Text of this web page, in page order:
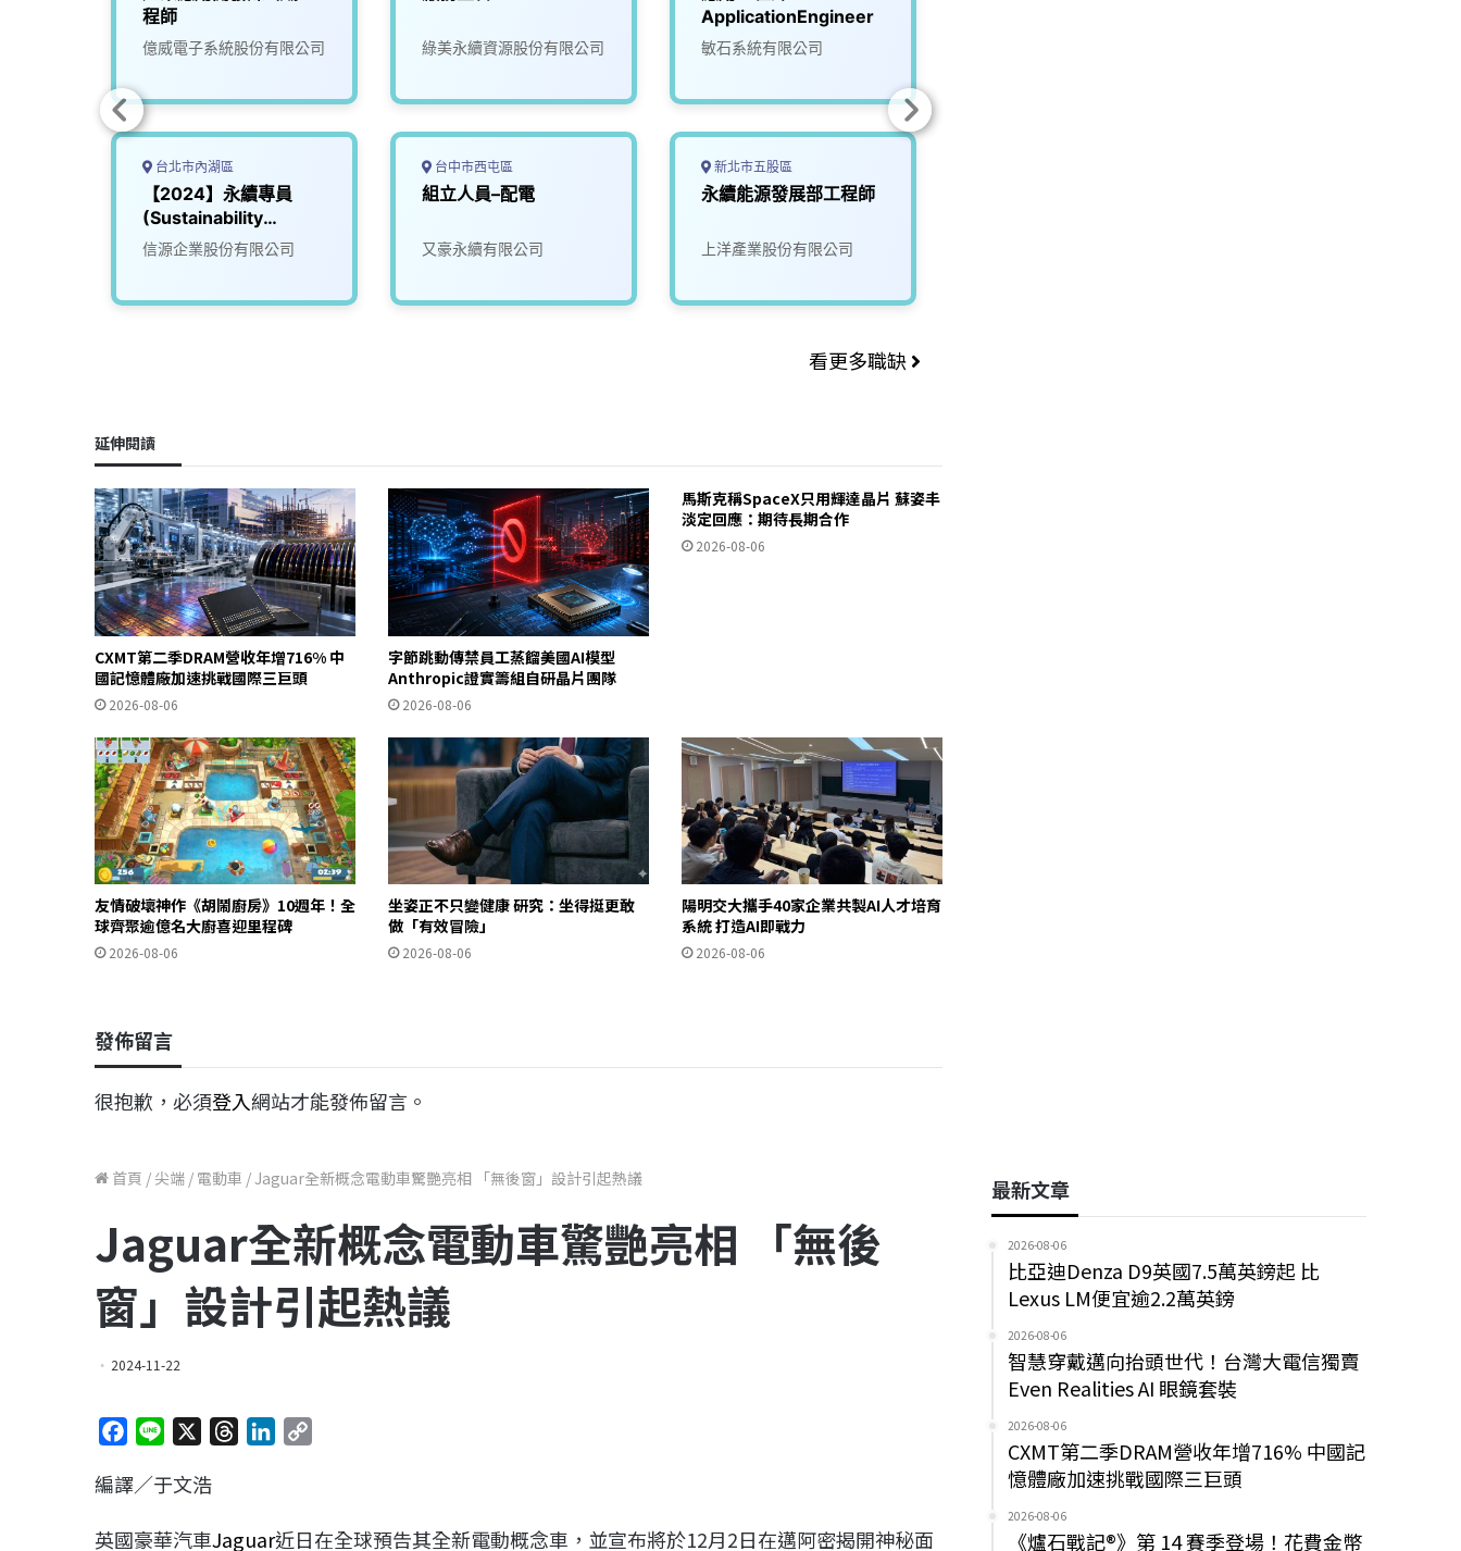
程師
億威電子系統股份有限公司
台北市內湖區
【2024】永續專員
(Sustainability
Coordinator)
信源企業股份有限公司
綠美永續資源股份有限公司
台中市西屯區
組立人員–配電
又豪永續有限公司
ApplicationEngineer
敏石系統有限公司
新北市五股區
永續能源發展部工程師
上洋產業股份有限公司
看更多職缺
延伸閱讀
CXMT第二季DRAM營收年增716% 中
國記憶體廠加速挑戰國際三巨頭
2026-08-06
字節跳動傳禁員工蒸餾美國AI模型
Anthropic證實籌組自研晶片團隊
2026-08-06
馬斯克稱SpaceX只用輝達晶片 蘇姿丰
淡定回應：期待長期合作
2026-08-06
友情破壞神作《胡鬧廚房》10週年！全
球齊聚逾億名大廚喜迎里程碑
2026-08-06
坐姿正不只變健康 研究：坐得挺更敢
做「有效冒險」
2026-08-06
陽明交大攜手40家企業共製AI人才培育
系統 打造AI即戰力
2026-08-06
發佈留言
很抱歉，必須登入網站才能發佈留言。